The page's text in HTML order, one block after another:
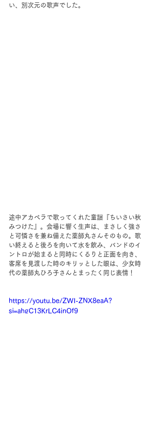
い、別次元の歌声でした。
途中アカペラで歌ってくれた童謡『ちいさい秋
みつけた』。会場に響く生声は、まさしく強さ
と可憐さを兼ね備えた薬師丸さんそのもの。歌
い終えると後ろを向いて水を飲み、バンドのイ
ントロが始まると同時にくるりと正面を向き、
客席を見渡した時のキリッとした眼は、少女時
代の薬師丸ひろ子さんとまったく同じ表情！
https://youtu.be/ZWI-ZNX8eaA?
si=ahgC13KrLC4jnQf9